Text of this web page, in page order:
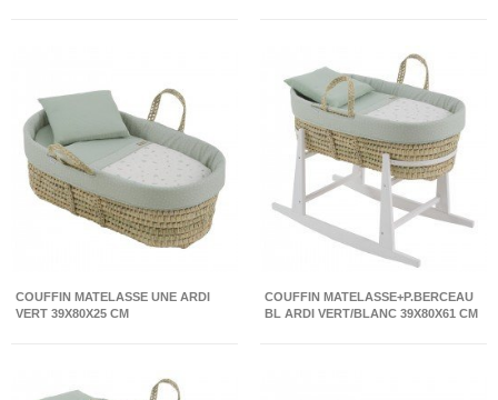
COUFFIN MATELASSE UNE ARDI
VERT 39X80X25 CM
COUFFIN MATELASSE+P.BERCEAU
BL ARDI VERT/BLANC 39X80X61 CM